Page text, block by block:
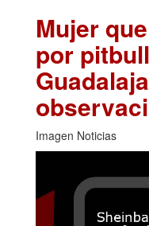
Mujer
por
Imagen Noticias